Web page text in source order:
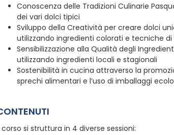
Conoscenza delle Tradizioni Culinarie
dei vari dolci tipici
Sviluppo della Creatività per creare dolci
utilizzando ingredienti colorati e tecniche
Sensibilizzazione alla Qualità degli
utilizzando ingredienti locali e stagionali
Sostenibilità in cucina attraverso la
sprechi alimentari e l’uso di imballaggi
corso si struttura in 4 diverse sessioni: